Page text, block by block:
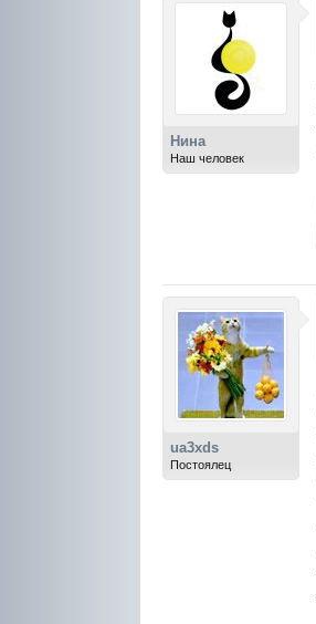
Нина
Наш человек
ua3xds
Постоялец